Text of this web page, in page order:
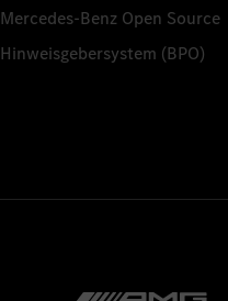
Mercedes-Benz Open Source
Hinweisgebersystem (BPO)